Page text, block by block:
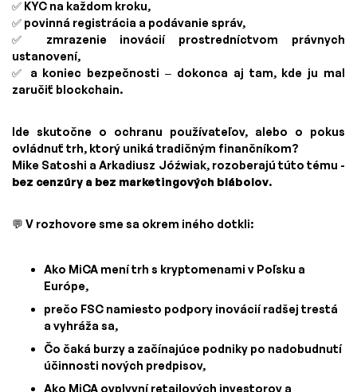
✅ KYC na každom kroku,
✅ povinná registrácia a podávanie správ,
✅ zmrazenie inovácií prostredníctvom právnych
ustanovení,
✅ a koniec bezpečnosti – dokonca aj tam, kde ju mal
zaručiť blockchain.
Ide skutočne o ochranu používateľov, alebo o pokus
ovládnuť trh, ktorý uniká tradičným finančníkom?
Mike Satoshi a Arkadiusz Jóźwiak, rozoberajú túto tému -
bez cenzúry a bez marketingových blábolov.
💬 V rozhovore sme sa okrem iného dotkli:
Ako MiCA mení trh s kryptomenami v Poľsku a
Európe,
prečo FSC namiesto podpory inovácií radšej trestá
a vyhráža sa,
Čo čaká burzy a začínajúce podniky po nadobudnutí
účinnosti nových predpisov,
Ako MiCA ovplyvní retailových investorov a